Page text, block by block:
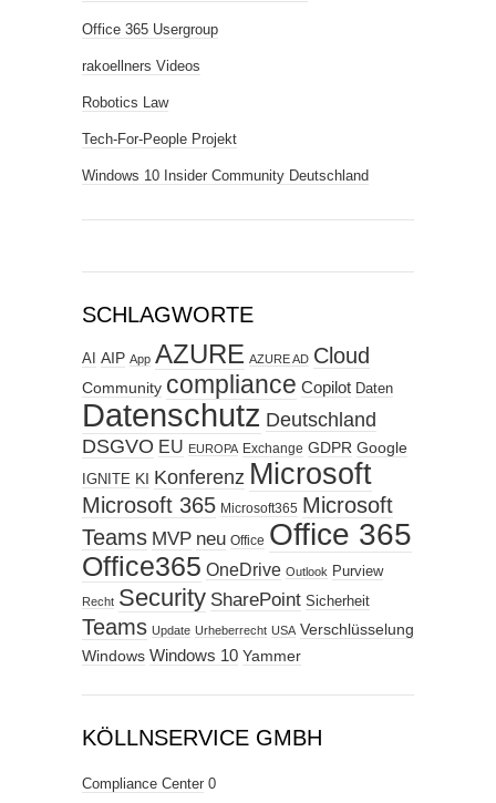
Office 365 Usergroup
rakoellners Videos
Robotics Law
Tech-For-People Projekt
Windows 10 Insider Community Deutschland
SCHLAGWORTE
AI AIP App AZURE AZURE AD Cloud
Community compliance Copilot Daten
Datenschutz Deutschland
DSGVO EU EUROPA Exchange GDPR Google
IGNITE KI Konferenz Microsoft
Microsoft 365 Microsoft365 Microsoft
Teams MVP neu Office Office 365
Office365 OneDrive Outlook Purview
Recht Security SharePoint Sicherheit
Teams Update Urheberrecht USA Verschlüsselung
Windows Windows 10 Yammer
KÖLLNSERVICE GMBH
Compliance Center 0